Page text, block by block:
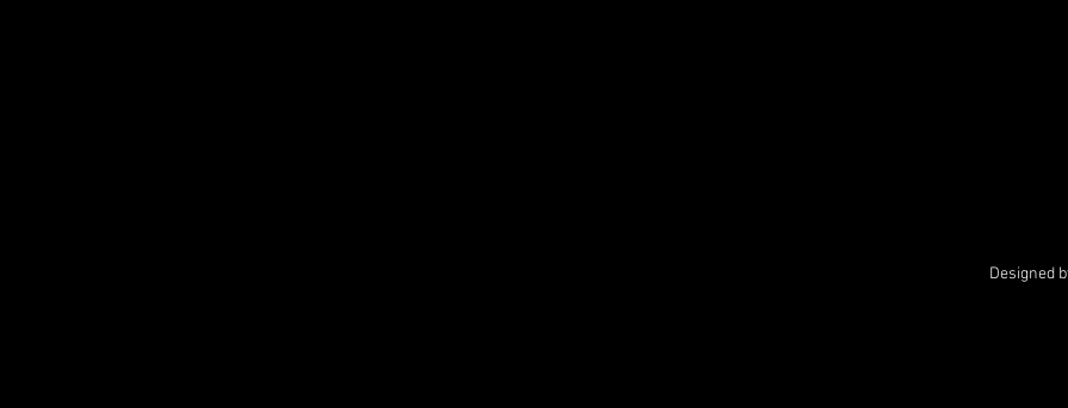
Designed